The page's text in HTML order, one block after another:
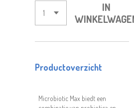
IN
Productoverzicht
Microbiotic Max biedt een